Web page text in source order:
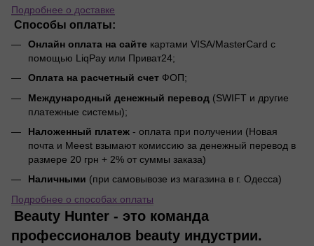
Подробнее о доставке
Способы оплаты:
Онлайн оплата на сайте картами VISA/MasterCard с
помощью LiqPay или Приват24;
Оплата на расчетный счет ФОП;
Международный денежный перевод (SWIFT и другие
платежные системы);
Наложенный платеж - оплата при получении (Новая
почта и Meest взымают комиссию за денежный перевод в
размере 20 грн + 2% от суммы заказа)
Наличными (при самовывозе из магазина в г. Одесса)
Подробнее о способах оплаты
Beauty Hunter - это команда
профессионалов beauty индустрии.